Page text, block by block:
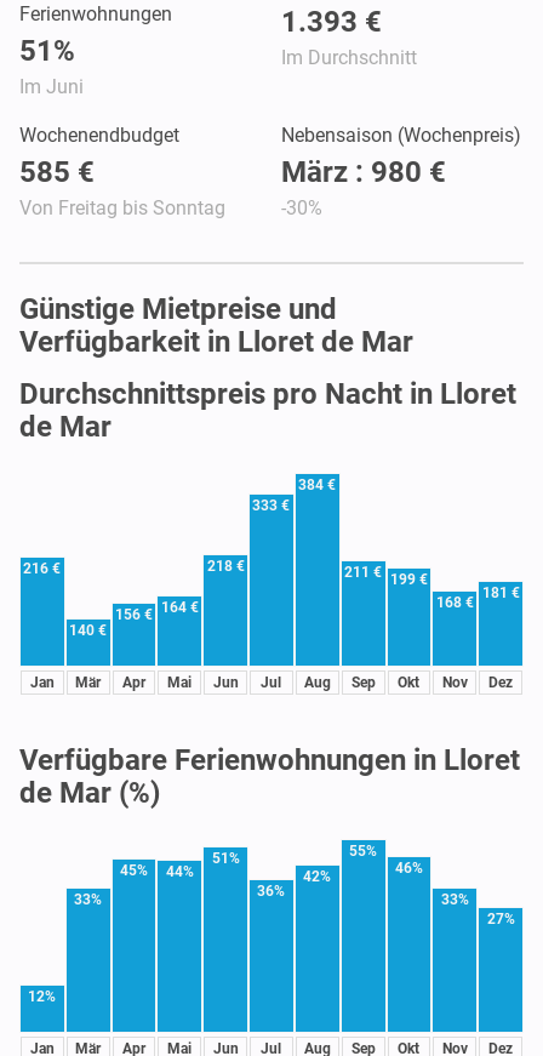
Ferienwohnungen
51%
Im Juni
1.393 €
Im Durchschnitt
Wochenendbudget
585 €
Von Freitag bis Sonntag
Nebensaison (Wochenpreis)
März : 980 €
-30%
Günstige Mietpreise und
Verfügbarkeit in Lloret de Mar
Durchschnittspreis pro Nacht in Lloret
de Mar
216 €
Jan
140 €
Mär
156 €
Apr
164 €
Mai
218 €
Jun
333 €
Jul
384 €
Aug
211 €
Sep
199 €
Okt
168 €
Nov
181 €
Dez
Verfügbare Ferienwohnungen in Lloret
de Mar (%)
12%
Jan
33%
Mär
45%
Apr
44%
Mai
51%
Jun
36%
Jul
42%
Aug
55%
Sep
46%
Okt
33%
Nov
27%
Dez